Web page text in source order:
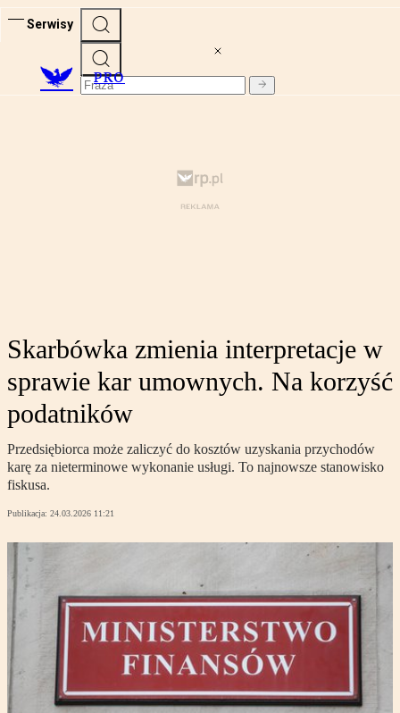
Serwisy
PRO
Skarbówka zmienia interpretacje w
sprawie kar umownych. Na korzyść
podatników
Przedsiębiorca może zaliczyć do kosztów uzyskania przychodów
karę za nieterminowe wykonanie usługi. To najnowsze stanowisko
fiskusa.
Publikacja: 24.03.2026 11:21